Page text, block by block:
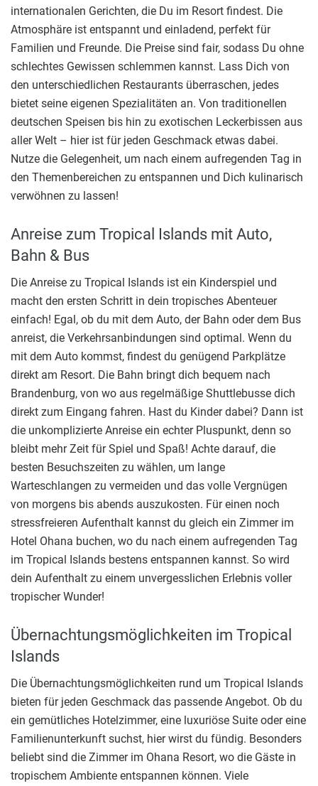
internationalen Gerichten, die Du im Resort findest. Die
Atmosphäre ist entspannt und einladend, perfekt für
Familien und Freunde. Die Preise sind fair, sodass Du ohne
schlechtes Gewissen schlemmen kannst. Lass Dich von
den unterschiedlichen Restaurants überraschen, jedes
bietet seine eigenen Spezialitäten an. Von traditionellen
deutschen Speisen bis hin zu exotischen Leckerbissen aus
aller Welt – hier ist für jeden Geschmack etwas dabei.
Nutze die Gelegenheit, um nach einem aufregenden Tag in
den Themenbereichen zu entspannen und Dich kulinarisch
verwöhnen zu lassen!
Anreise zum Tropical Islands mit Auto,
Bahn & Bus
Die Anreise zu Tropical Islands ist ein Kinderspiel und
macht den ersten Schritt in dein tropisches Abenteuer
einfach! Egal, ob du mit dem Auto, der Bahn oder dem Bus
anreist, die Verkehrsanbindungen sind optimal. Wenn du
mit dem Auto kommst, findest du genügend Parkplätze
direkt am Resort. Die Bahn bringt dich bequem nach
Brandenburg, von wo aus regelmäßige Shuttlebusse dich
direkt zum Eingang fahren. Hast du Kinder dabei? Dann ist
die unkomplizierte Anreise ein echter Pluspunkt, denn so
bleibt mehr Zeit für Spiel und Spaß! Achte darauf, die
besten Besuchszeiten zu wählen, um lange
Warteschlangen zu vermeiden und das volle Vergnügen
von morgens bis abends auszukosten. Für einen noch
stressfreieren Aufenthalt kannst du gleich ein Zimmer im
Hotel Ohana buchen, wo du nach einem aufregenden Tag
im Tropical Islands bestens entspannen kannst. So wird
dein Aufenthalt zu einem unvergesslichen Erlebnis voller
tropischer Wunder!
Übernachtungsmöglichkeiten im Tropical
Islands
Die Übernachtungsmöglichkeiten rund um Tropical Islands
bieten für jeden Geschmack das passende Angebot. Ob du
ein gemütliches Hotelzimmer, eine luxuriöse Suite oder eine
Familienunterkunft suchst, hier wirst du fündig. Besonders
beliebt sind die Zimmer im Ohana Resort, wo die Gäste in
tropischem Ambiente entspannen können. Viele